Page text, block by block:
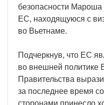
безопасности
ЕС, находящуюся с
во Вьетнаме.
Подчеркнув, что ЕС
во внешней политике
Правительства
за последнее время